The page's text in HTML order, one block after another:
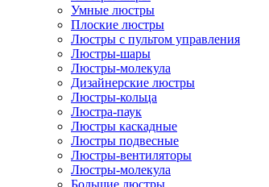
Умные люстры
Плоские люстры
Люстры с пультом управления
Люстры-шары
Люстры-молекула
Дизайнерские люстры
Люстры-кольца
Люстра-паук
Люстры каскадные
Люстры подвесные
Люстры-вентиляторы
Люстры-молекула
Большие люстры